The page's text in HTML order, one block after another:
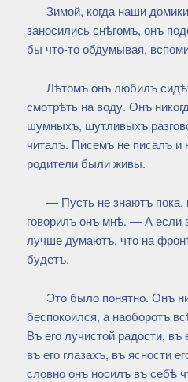
Зимой, когда наши
заносились снѣгомъ, онъ
бы что-то обдумывая,
Лѣтомъ онъ любилъ
смотрѣть на воду. Онъ
шумныхъ, шутливыхъ
читалъ. Писемъ не писалъ и
родители были живы.
— Пусть не знаютъ пока,
говорилъ онъ мнѣ. — А если
лучше думаютъ, что на
будетъ.
Это было понятно. Онъ
беспокоился, а наоборотъ
Въ его лучистой радости, въ
въ его глазахъ, въ ясности
словно онъ носилъ въ себѣ